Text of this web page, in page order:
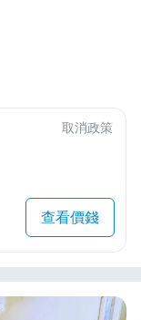
取消政策
查看價錢